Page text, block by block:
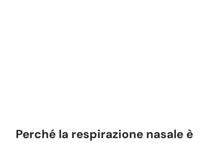
Perché la respirazione nasale è